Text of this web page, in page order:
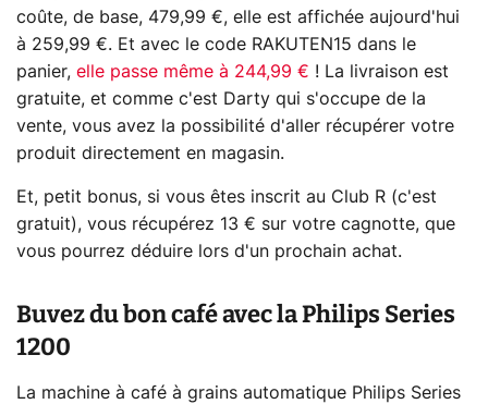
coûte, de base, 479,99 €, elle est affichée aujourd'hui
à 259,99 €. Et avec le code RAKUTEN15 dans le
panier, elle passe même à 244,99 € ! La livraison est
gratuite, et comme c'est Darty qui s'occupe de la
vente, vous avez la possibilité d'aller récupérer votre
produit directement en magasin.
Et, petit bonus, si vous êtes inscrit au Club R (c'est
gratuit), vous récupérez 13 € sur votre cagnotte, que
vous pourrez déduire lors d'un prochain achat.
Buvez du bon café avec la Philips Series
1200
La machine à café à grains automatique Philips Series